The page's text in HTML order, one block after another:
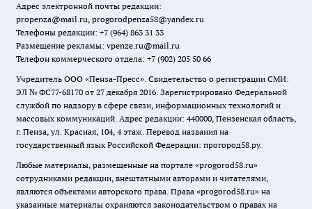
Адрес электронной почты редакции:
propenza@mail.ru, progorodpenza58@yandex.ru
Телефоны редакции: +7 (964) 863 31 33
Размещение рекламы: vpenze.ru@mail.ru
Телефон коммерческого отдела: +7 (902) 205 50 66
Учредитель ООО «Пенза-Пресс». Свидетельство о регистрации СМИ:
ЭЛ № ФС77-68170 от 27 декабря 2016. Зарегистрировано Федеральной
службой по надзору в сфере связи, информационных технологий и
массовых коммуникаций. Адрес редакции: 440000, Пензенская область,
г. Пенза, ул. Красная, 104, 4 этаж. Перевод названия на
государственный язык Российской Федерации: прогород58.ру.
Любые материалы, размещенные на портале «progorod58.ru»
сотрудниками редакции, внештатными авторами и читателями,
являются объектами авторского права. Права «progorod58.ru» на
указанные материалы охраняются законодательством о правах на